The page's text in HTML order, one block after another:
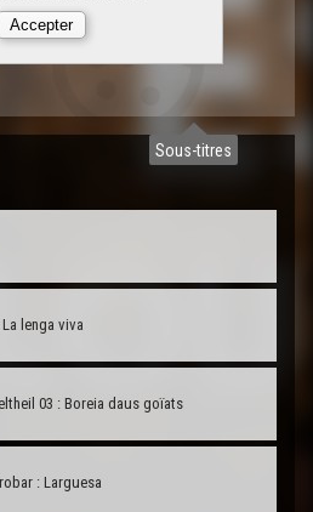
Sous-titres
lenga viva
03 : Boreia daus goïats
: Larguesa